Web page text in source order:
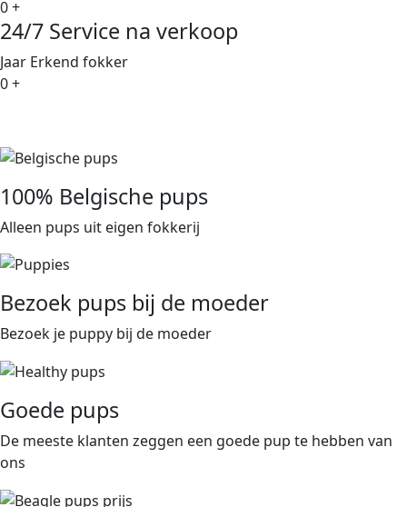
0+
24/7 Service na verkoop
Jaar Erkend fokker
0+
100% Belgische pups
Alleen pups uit eigen fokkerij
Bezoek pups bij de moeder
Bezoek je puppy bij de moeder
Goede pups
De meeste klanten zeggen een goede pup te hebben van
ons